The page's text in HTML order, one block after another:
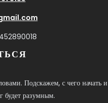
Подскажем, с чего начать и
будет разумным.